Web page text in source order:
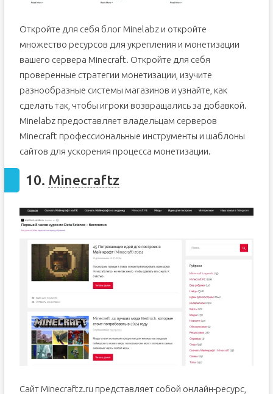
Откройте для себя блог Minelabz и откройте
множество ресурсов для укрепления и монетизации
вашего сервера Minecraft. Откройте для себя
проверенные стратегии монетизации, изучите
разнообразные системы магазинов и узнайте, как
сделать так, чтобы игроки возвращались за добавкой.
Minelabz предоставляет владельцам серверов
Minecraft профессиональные инструменты и шаблоны
сайтов для ускорения процесса монетизации.
10. Minecraftz
Сайт Minecraftz.ru представляет собой онлайн-ресурс,